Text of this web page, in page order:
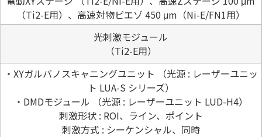
（Ti2-E用）、高速対物ピエゾ 450 μm（Ni-E/FN1用）
光刺激モジュール
（Ti2-E用）
・XYガルバノスキャニングユニット （光源 : レーザーユニッ
ト LUA-S シリーズ）
・DMDモジュール （光源 : レーザーユニット LUD-H4）
刺激形状 : ROI、ライン、ポイント
刺激方式 : シーケンシャル、同時